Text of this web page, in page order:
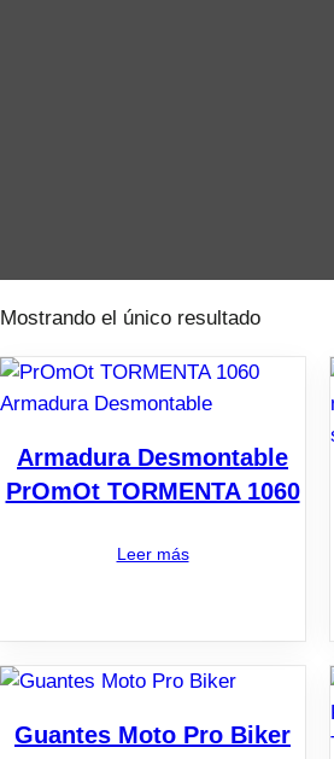
Mostrando el único resultado
Armadura Desmontable
PrOmOt TORMENTA 1060
Leer más
Guantes Moto Pro Biker